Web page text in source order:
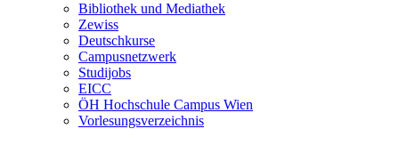
Bibliothek und Mediathek
Zewiss
Deutschkurse
Campusnetzwerk
Studijobs
EICC
ÖH Hochschule Campus Wien
Vorlesungsverzeichnis